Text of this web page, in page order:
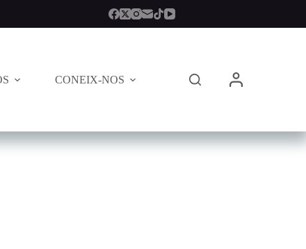
CONEIX-NOS